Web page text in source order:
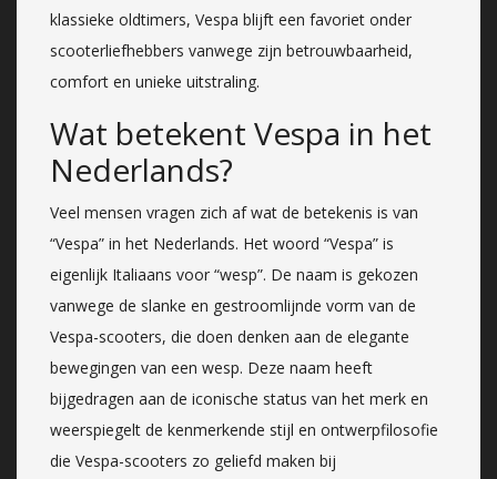
klassieke oldtimers, Vespa blijft een favoriet onder
scooterliefhebbers vanwege zijn betrouwbaarheid,
comfort en unieke uitstraling.
Wat betekent Vespa in het
Nederlands?
Veel mensen vragen zich af wat de betekenis is van
“Vespa” in het Nederlands. Het woord “Vespa” is
eigenlijk Italiaans voor “wesp”. De naam is gekozen
vanwege de slanke en gestroomlijnde vorm van de
Vespa-scooters, die doen denken aan de elegante
bewegingen van een wesp. Deze naam heeft
bijgedragen aan de iconische status van het merk en
weerspiegelt de kenmerkende stijl en ontwerpfilosofie
die Vespa-scooters zo geliefd maken bij